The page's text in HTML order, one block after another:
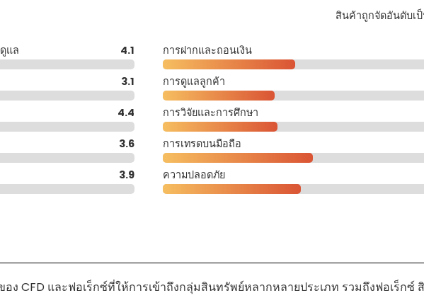
สินค้าถูกจัดอันดับเ
แล 4.1
3.1
4.4
3.6
3.9
การฝากและถอนเงิน
การดูแลลูกค้า
การวิจัยและการศึกษา
การเทรดบนมือถือ
ความปลอดภัย
ง CFD และฟอเร็กซ์ที่ให้การเข้าถึงกลุ่มสินทรัพย์หลากหลายประเภท รวมถึงฟอเร็กซ์